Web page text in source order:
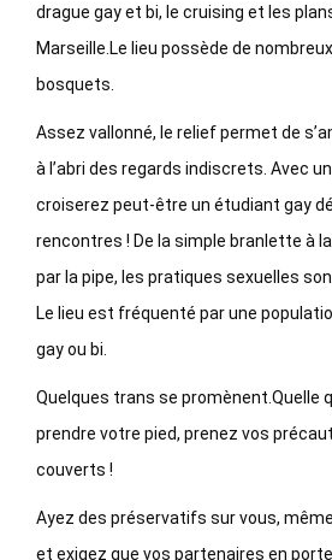
drague gay et bi, le cruising et les
Marseille.Le lieu possède de
bosquets.
Assez vallonné, le relief permet de
à l’abri des regards indiscrets. Avec
croiserez peut-être un étudiant gay
rencontres ! De la simple branlette à
par la pipe, les pratiques sexuelles
Le lieu est fréquenté par une
gay ou bi.
Quelques trans se promènent.Quelle
prendre votre pied, prenez vos
couverts !
Ayez des préservatifs sur vous,
et exigez que vos partenaires en